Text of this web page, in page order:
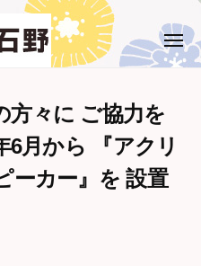
ギ
ト
の
石
野
西
・
新
浜
メ
ニ
ュ
方々に ご協力を
6月から 『アクリ
ーカー』を 設置
ト
の
石